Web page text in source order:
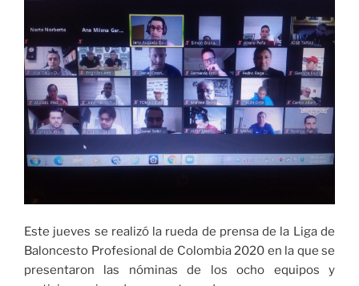
en
Cali»
Este jueves se realizó la rueda de prensa de la Liga de
Baloncesto Profesional de Colombia 2020 en la que se
presentaron las nóminas de los ocho equipos y